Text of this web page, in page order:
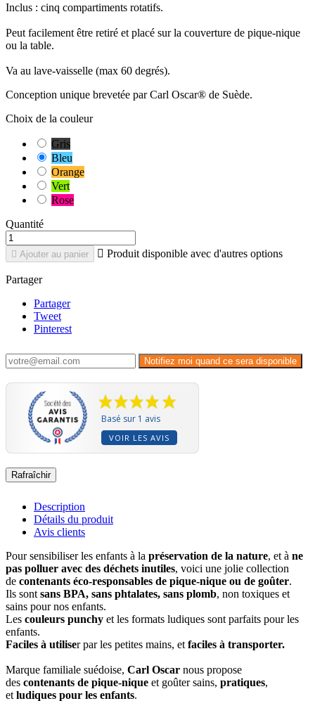
Inclus : cinq compartiments rotatifs.
Peut facilement être retiré et placé sur la couverture de pique-nique
ou la table.
Va au lave-vaisselle (max 60 degrés).
Conception unique brevetée par Carl Oscar® de Suède.
Choix de la couleur
Gris
Bleu
Orange
Vert
Rose
Quantité
 Ajouter au panier  Produit disponible avec d'autres options
Partager
Partager
Tweet
Pinterest
Notifiez moi quand ce sera disponible
Basé sur 1 avis
VOIR LES AVIS
Description
Détails du produit
Avis clients
Pour sensibiliser les enfants à la préservation de la nature, et à ne
pas polluer avec des déchets inutiles, voici une jolie collection
de contenants éco-responsables de pique-nique ou de goûter.
Ils sont sans BPA, sans phtalates, sans plomb, non toxiques et
sains pour nos enfants.
Les couleurs punchy et les formats ludiques sont parfaits pour les
enfants.
Faciles à utiliser par les petites mains, et faciles à transporter.
Marque familiale suédoise, Carl Oscar nous propose
des contenants de pique-nique et goûter sains, pratiques,
et ludiques pour les enfants.